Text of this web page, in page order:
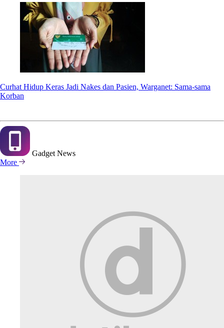
Curhat Hidup Keras Jadi Nakes dan Pasien, Warganet: Sama-sama
Korban
Gadget News
More